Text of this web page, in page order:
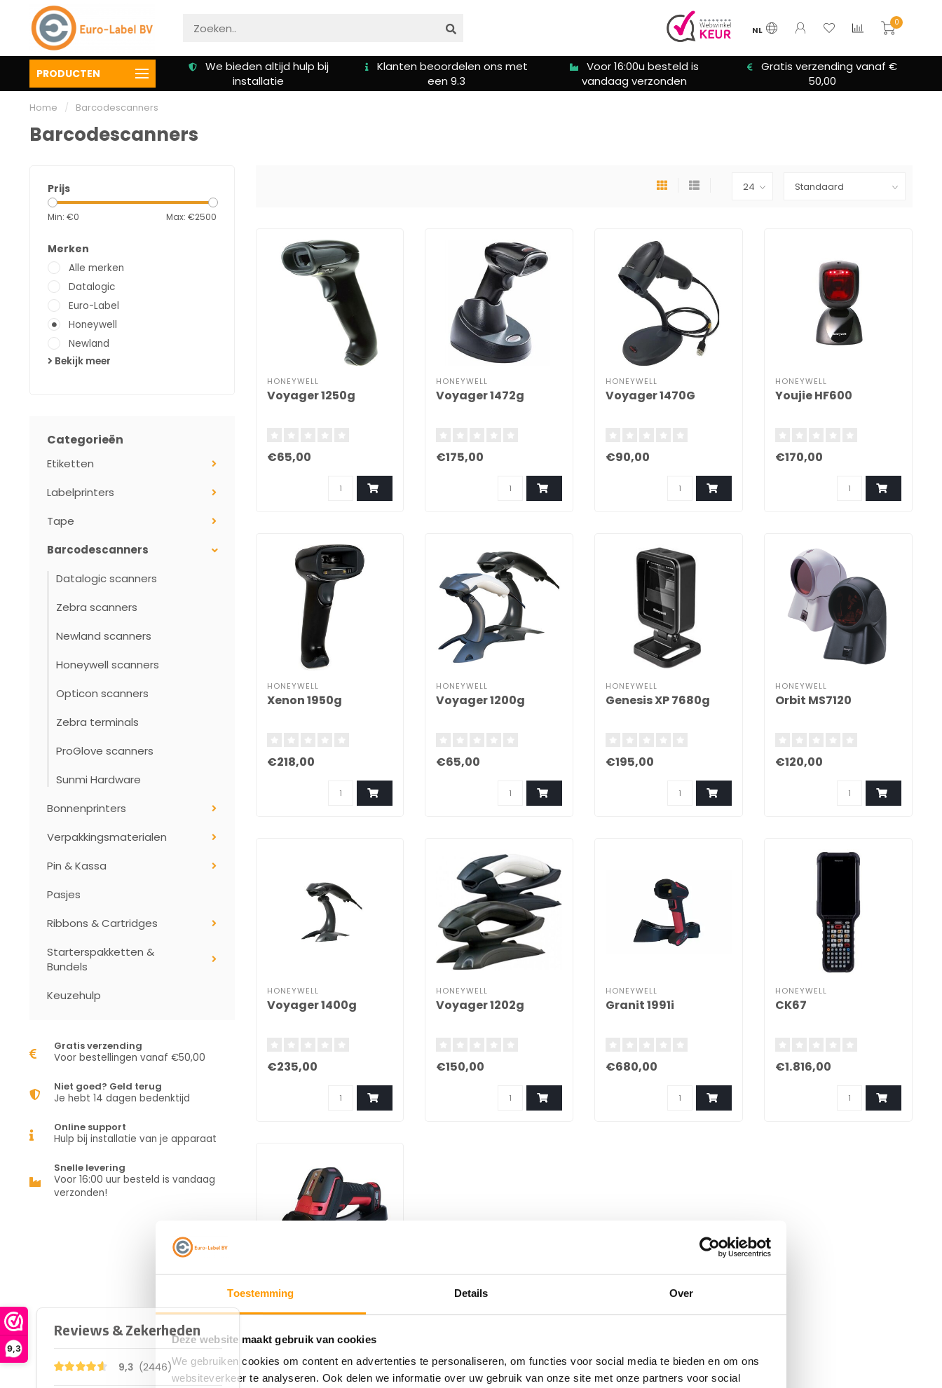
Toestemming Details Over
Deze website maakt gebruik van cookies
We gebruiken cookies om content en advertenties te personaliseren, om functies voor social media te bieden en om ons
websiteverkeer te analyseren. Ook delen we informatie over uw gebruik van onze site met onze partners voor social
9,3
NL
0
PRODUCTEN
We bieden altijd hulp bij
installatie
Klanten beoordelen ons met
een 9.3
Voor 16:00u besteld is
vandaag verzonden
Gratis verzending vanaf €
50,00
We bieden altijd hulp bij
installatie
Home / Barcodescanners
Barcodescanners
Prijs
Min: €0 Max: €2500
Merken
Alle merken
Datalogic
Euro-Label
Honeywell
Newland
Bekijk meer
Categorieën
Etiketten
Labelprinters
Tape
Barcodescanners
Datalogic scanners
Zebra scanners
Newland scanners
Honeywell scanners
Opticon scanners
Zebra terminals
ProGlove scanners
Sunmi Hardware
Bonnenprinters
Verpakkingsmaterialen
Pin & Kassa
Pasjes
Ribbons & Cartridges
Starterspakketten &
Bundels
Keuzehulp
Gratis verzending
Voor bestellingen vanaf €50,00
Niet goed? Geld terug
Je hebt 14 dagen bedenktijd
Online support
Hulp bij installatie van je apparaat
Snelle levering
Voor 16:00 uur besteld is vandaag
verzonden!
HONEYWELL
Voyager 1250g
€65,00
HONEYWELL
Voyager 1472g
€175,00
HONEYWELL
Voyager 1470G
€90,00
HONEYWELL
Youjie HF600
€170,00
HONEYWELL
Xenon 1950g
€218,00
HONEYWELL
Voyager 1200g
€65,00
HONEYWELL
Genesis XP 7680g
€195,00
HONEYWELL
Orbit MS7120
€120,00
HONEYWELL
Voyager 1400g
€235,00
HONEYWELL
Voyager 1202g
€150,00
HONEYWELL
Granit 1991i
€680,00
HONEYWELL
CK67
€1.816,00
HONEYWELL
Granit Ultra 2105i,
€740,00